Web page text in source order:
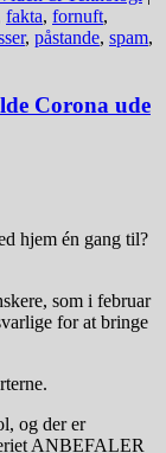
fakta, fornuft,
, påstande, spam,
Corona ude
hjem én gang til?
som i februar
for at bringe
og der er
ANBEFALER